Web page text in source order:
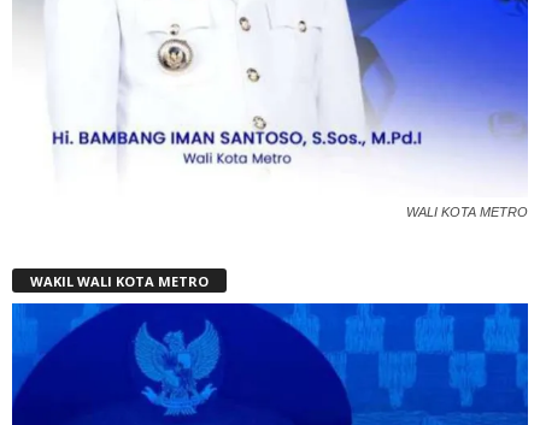
WALI KOTA METRO
WAKIL WALI KOTA METRO